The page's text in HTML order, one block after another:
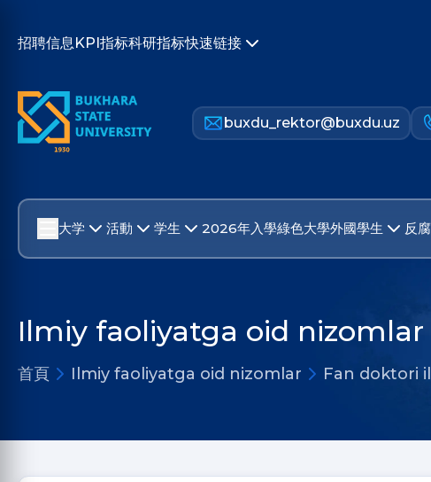
招聘信息KPI指标科研指标快速链接
buxdu_rektor@buxdu.uz
大学 活動 学生 2026年入學綠色大學外國學生 反
Ilmiy faoliyatga oid nizomlar
首頁 Ilmiy faoliyatga oid nizomlar Fan doktori